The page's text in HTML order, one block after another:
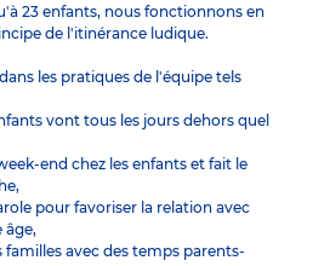
23 enfants, nous fonctionnons en
de l'itinérance ludique.
les pratiques de l'équipe tels
vont tous les jours dehors quel
end chez les enfants et fait le
pour favoriser la relation avec
âge,
avec des temps parents-